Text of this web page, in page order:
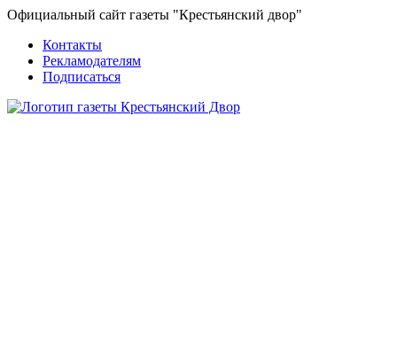
Официальный сайт газеты "Крестьянский двор"
Контакты
Рекламодателям
Подписаться